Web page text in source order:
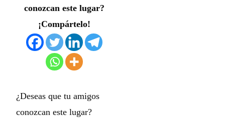
conozcan este lugar?
¡Compártelo!
¿Deseas que tu amigos
conozcan este lugar?